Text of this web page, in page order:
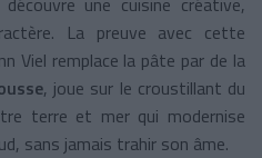
La preuve avec cette
Viel remplace la pâte par de la
, joue sur le croustillant du
terre et mer qui modernise
sans jamais trahir son âme.